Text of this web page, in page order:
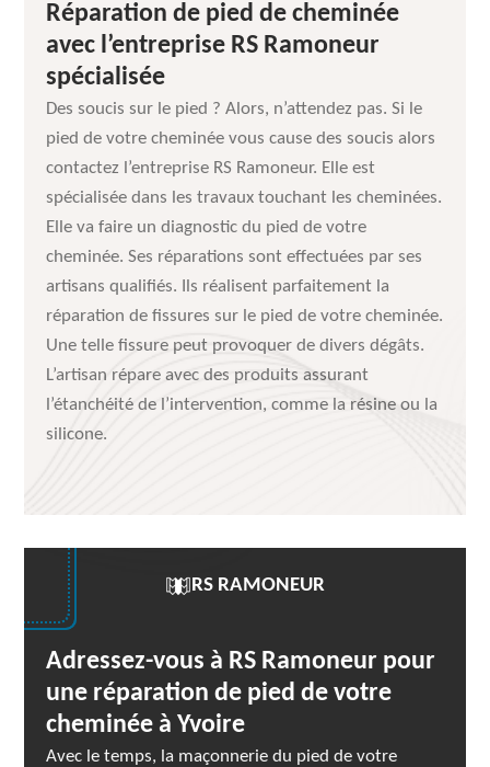
Réparation de pied de cheminée
avec l’entreprise RS Ramoneur
spécialisée
Des soucis sur le pied ? Alors, n’attendez pas. Si le
pied de votre cheminée vous cause des soucis alors
contactez l’entreprise RS Ramoneur. Elle est
spécialisée dans les travaux touchant les cheminées.
Elle va faire un diagnostic du pied de votre
cheminée. Ses réparations sont effectuées par ses
artisans qualifiés. Ils réalisent parfaitement la
réparation de fissures sur le pied de votre cheminée.
Une telle fissure peut provoquer de divers dégâts.
L’artisan répare avec des produits assurant
l’étanchéité de l’intervention, comme la résine ou la
silicone.
RS RAMONEUR
Adressez-vous à RS Ramoneur pour
une réparation de pied de votre
cheminée à Yvoire
Avec le temps, la maçonnerie du pied de votre